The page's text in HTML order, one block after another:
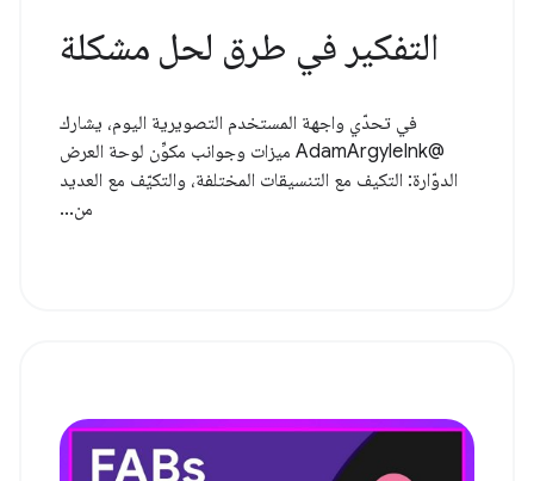
التفكير في طرق لحل مشكلة
في تحدّي واجهة المستخدم التصويرية اليوم، يشارك
@AdamArgyleInk ميزات وجوانب مكوِّن لوحة العرض
الدوّارة: التكيف مع التنسيقات المختلفة، والتكيّف مع العديد
من...